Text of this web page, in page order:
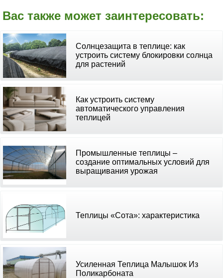
Вас также может заинтересовать:
Солнцезащита в теплице: как
устроить систему блокировки солнца
для растений
Как устроить систему
автоматического управления
теплицей
Промышленные теплицы –
создание оптимальных условий для
выращивания урожая
Теплицы «Сота»: характеристика
Усиленная Теплица Малышок Из
Поликарбоната